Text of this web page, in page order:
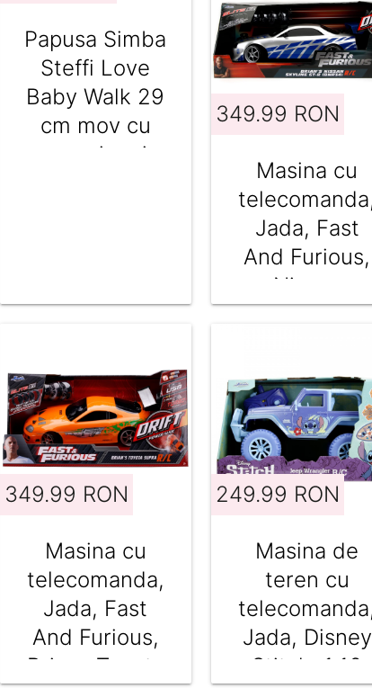
Papusa Simba
Steffi Love
Baby Walk 29
cm mov cu
carucior si
349.99 RON
Masina cu
Jada, Fast
And Furious,
Nissan
Skyline, 1:10
349.99 RON
Masina cu
telecomanda,
Jada, Fast
And Furious,
Brians Toyota
249.99 RON
Masina de
teren cu
Jada, Disney
Stitch, 1:16